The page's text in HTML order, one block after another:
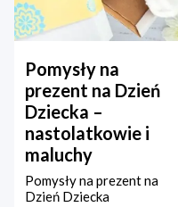
Pomysły na
prezent na Dzień
Dziecka –
nastolatkowie i
maluchy
Pomysły na prezent na
Dzień Dziecka